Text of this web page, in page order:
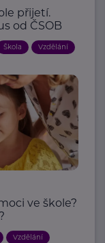
přijetí.
od ČSOB
Škola Vzdělání
ve škole?
Vzdělání